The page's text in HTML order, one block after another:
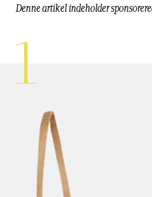
Denne artikel indeholder
1